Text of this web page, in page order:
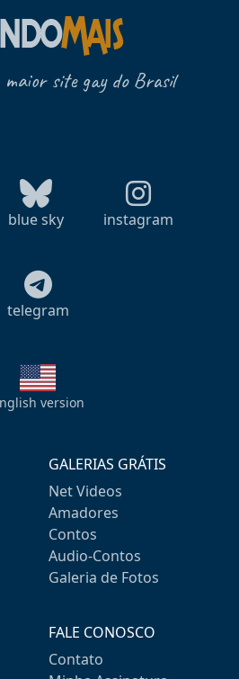
site gay do Brasil
blue sky instagram
telegram
version
GALERIAS GRÁTIS
Net Videos
Amadores
Contos
Audio-Contos
Galeria de Fotos
FALE CONOSCO
Contato